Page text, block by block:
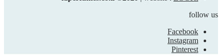
follow us
Facebook
Instagram
Pinterest